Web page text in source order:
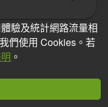
驗及統計網路流量相
們使用 Cookies。若
。